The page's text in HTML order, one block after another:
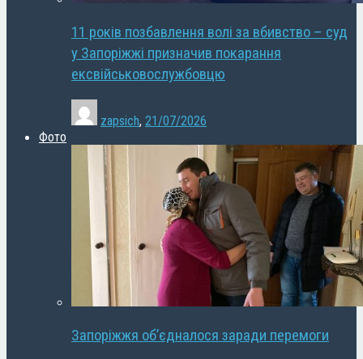
11 років позбавлення волі за вбивство – суд
у Запоріжжі призначив покарання
ексвійськовослужбовцю
zapsich, 21/07/2026
Фото
Запоріжжя об’єдналося заради перемоги